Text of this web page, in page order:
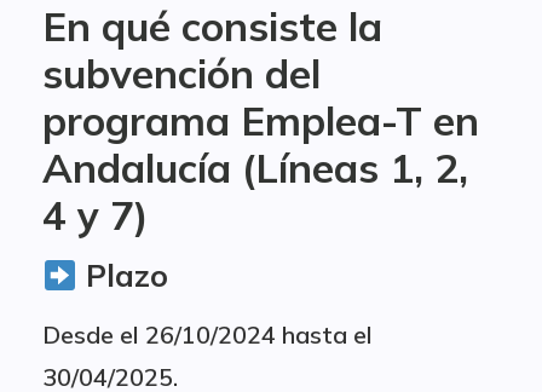
En qué consiste la
subvención del
programa Emplea-T en
Andalucía (Líneas 1, 2,
4 y 7)
Plazo
Desde el 26/10/2024 hasta el
30/04/2025.